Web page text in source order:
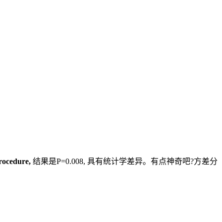
结果是P=0.008, 具有统计学差异。有点神奇吧?方差分